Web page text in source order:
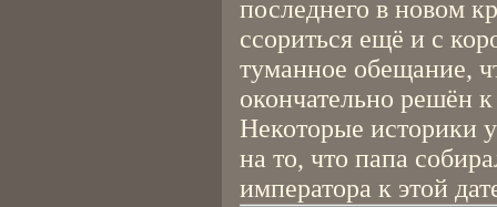
последнего в новом
ссориться ещё и с
туманное обещание,
окончательно решён
Некоторые историки
на то, что папа
императора к этой